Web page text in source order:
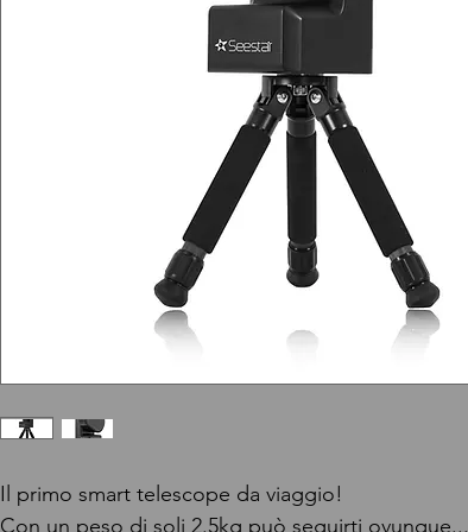
Il primo smart telescope da viaggio!
Con un peso di soli 2.5kg può seguirti ovunque...